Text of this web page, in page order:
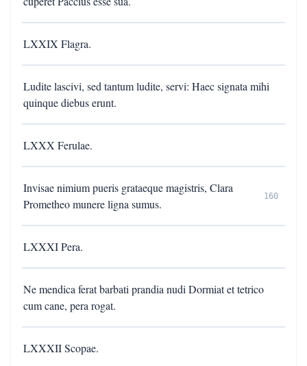
LXXIX Flagra.
Ludite lascivi, sed tantum ludite, servi: Haec signata mihi
quinque diebus erunt.
LXXX Ferulae.
Invisae nimium pueris grataeque magistris, Clara
Prometheo munere ligna sumus.
160
LXXXI Pera.
Ne mendica ferat barbati prandia nudi Dormiat et tetrico
cum cane, pera rogat.
LXXXII Scopae.